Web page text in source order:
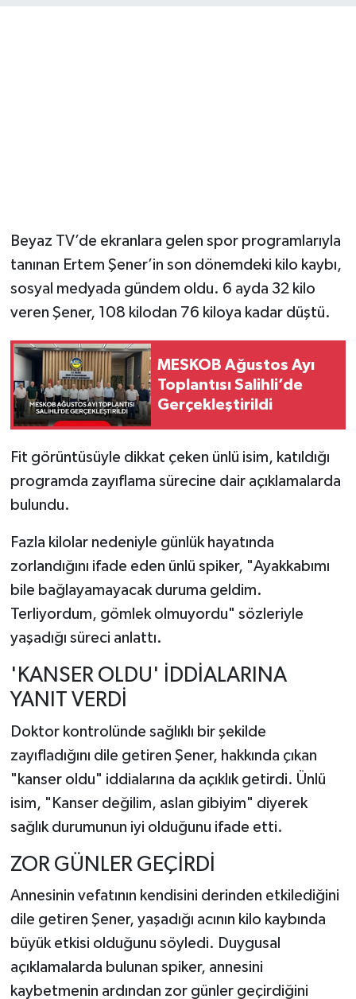
Beyaz TV’de ekranlara gelen spor programlarıyla
tanınan Ertem Şener’in son dönemdeki kilo kaybı,
sosyal medyada gündem oldu. 6 ayda 32 kilo
veren Şener, 108 kilodan 76 kiloya kadar düştü.
MESKOB Ağustos Ayı
Toplantısı Salihli’de
Gerçekleştirildi
Fit görüntüsüyle dikkat çeken ünlü isim, katıldığı
programda zayıflama sürecine dair açıklamalarda
bulundu.
Fazla kilolar nedeniyle günlük hayatında
zorlandığını ifade eden ünlü spiker, "Ayakkabımı
bile bağlayamayacak duruma geldim.
Terliyordum, gömlek olmuyordu" sözleriyle
yaşadığı süreci anlattı.
'KANSER OLDU' İDDİALARINA
YANIT VERDİ
Doktor kontrolünde sağlıklı bir şekilde
zayıfladığını dile getiren Şener, hakkında çıkan
"kanser oldu" iddialarına da açıklık getirdi. Ünlü
isim, "Kanser değilim, aslan gibiyim" diyerek
sağlık durumunun iyi olduğunu ifade etti.
ZOR GÜNLER GEÇİRDİ
Annesinin vefatının kendisini derinden etkilediğini
dile getiren Şener, yaşadığı acının kilo kaybında
büyük etkisi olduğunu söyledi. Duygusal
açıklamalarda bulunan spiker, annesini
kaybetmenin ardından zor günler geçirdiğini